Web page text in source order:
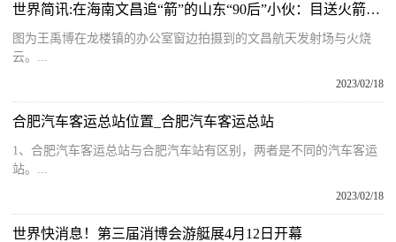
世界简讯:在海南文昌追“箭”的山东“90后”小伙：目送火箭飞向太空，如“失恋”一般
图为王禹博在龙楼镇的办公室窗边拍摄到的文昌航天发射场与火烧
云。...
2023/02/18
合肥汽车客运总站位置_合肥汽车客运总站
1、合肥汽车客运总站与合肥汽车站有区别，两者是不同的汽车客运
站。...
2023/02/18
世界快消息！第三届消博会游艇展4月12日开幕